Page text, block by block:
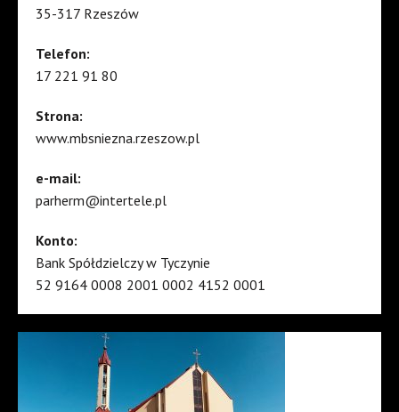
35-317 Rzeszów
Telefon:
17 221 91 80
Strona:
www.mbsniezna.rzeszow.pl
e-mail:
parherm@intertele.pl
Konto:
Bank Spółdzielczy w Tyczynie
52 9164 0008 2001 0002 4152 0001